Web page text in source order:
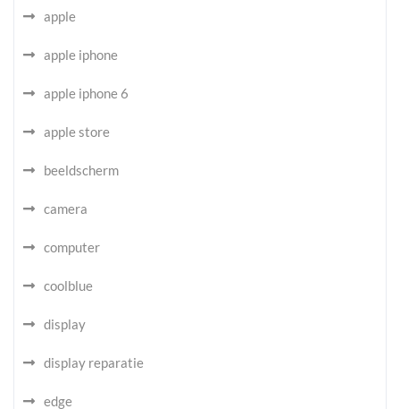
apple
apple iphone
apple iphone 6
apple store
beeldscherm
camera
computer
coolblue
display
display reparatie
edge